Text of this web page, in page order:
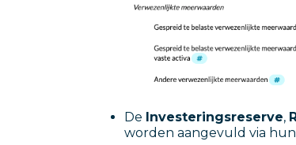
De Investeringsreserve,
worden aangevuld via